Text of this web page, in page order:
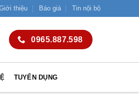
thiệu Báo giá Tin nội bộ
0965.887.598
TUYỂN DỤNG